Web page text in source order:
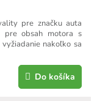
Do košíka
pre značku auta
obsah motora s
nakoľko sa